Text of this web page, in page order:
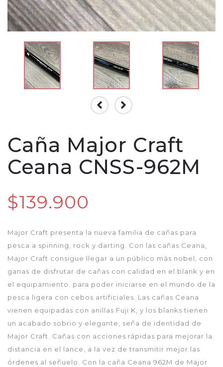
Caña Major Craft
Ceana CNSS-962M
$139.900
Major Craft presenta la nueva familia de cañas para
pesca a spinning, rock y darting. Con las cañas Ceana,
Major Craft consigue llegar a un público más nobel, con
ganas de disfrutar de cañas con calidad en el blank y en
el equipamiento. para poder iniciarse en el mundo de la
pesca ligera con cebos artificiales. Las cañas Ceana
vienen equipadas con anillas Fuji K, y los blanks tienen
un acabado sobrio y elegante, seña de identidad de
Major Craft. Cañas con acciones rápidas para mejorar la
distancia en el lance, a la vez de transmitir mejor las
órdenes al señuelo. Con la caña Ceana 962M de Major